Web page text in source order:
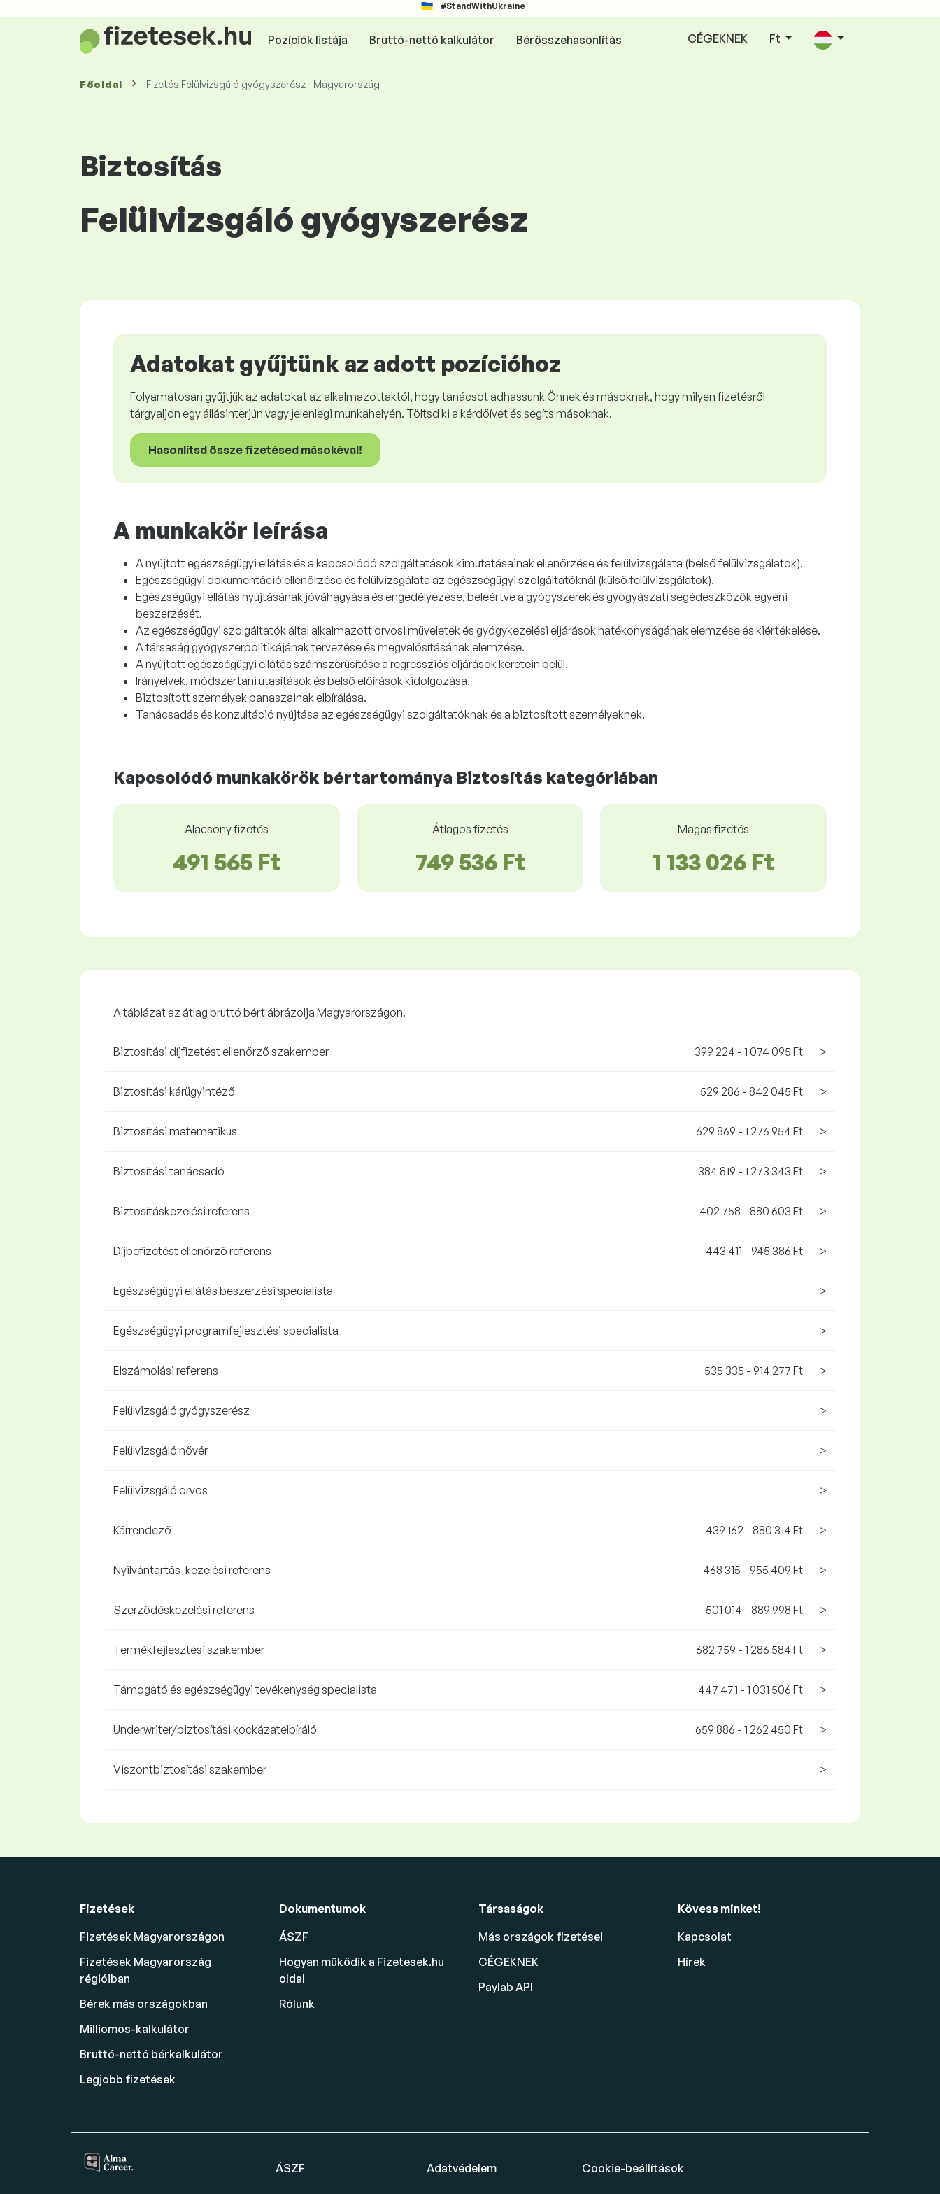
#StandWithUkraine
Pozíciók listája Bruttó-nettó kalkulátor Bérösszehasonlítás CÉGEKNEK Ft
Főoldal Fizetés Felülvizsgáló gyógyszerész - Magyarország
Biztosítás
Felülvizsgáló gyógyszerész
Adatokat gyűjtünk az adott pozícióhoz
Folyamatosan gyűjtjük az adatokat az alkalmazottaktól, hogy tanácsot adhassunk Önnek és másoknak, hogy milyen fizetésről
tárgyaljon egy állásinterjún vagy jelenlegi munkahelyén. Töltsd ki a kérdőívet és segíts másoknak.
Hasonlítsd össze fizetésed másokéval!
A munkakör leírása
A nyújtott egészségügyi ellátás és a kapcsolódó szolgáltatások kimutatásainak ellenőrzése és felülvizsgálata (belső felülvizsgálatok).
Egészségügyi dokumentáció ellenőrzése és felülvizsgálata az egészségügyi szolgáltatóknál (külső felülvizsgálatok).
Egészségügyi ellátás nyújtásának jóváhagyása és engedélyezése, beleértve a gyógyszerek és gyógyászati segédeszközök egyéni
beszerzését.
Az egészségügyi szolgáltatók által alkalmazott orvosi műveletek és gyógykezelési eljárások hatékonyságának elemzése és kiértékelése.
A társaság gyógyszerpolitikájának tervezése és megvalósításának elemzése.
A nyújtott egészségügyi ellátás számszerűsítése a regressziós eljárások keretein belül.
Irányelvek, módszertani utasítások és belső előírások kidolgozása.
Biztosított személyek panaszainak elbírálása.
Tanácsadás és konzultáció nyújtása az egészségügyi szolgáltatóknak és a biztosított személyeknek.
Kapcsolódó munkakörök bértartománya Biztosítás kategóriában
Alacsony fizetés
491 565 Ft
Átlagos fizetés
749 536 Ft
Magas fizetés
1 133 026 Ft
A táblázat az átlag bruttó bért ábrázolja Magyarországon.
Biztosítási díjfizetést ellenőrző szakember 399 224 - 1 074 095 Ft >
Biztosítási kárügyintéző 529 286 - 842 045 Ft >
Biztosítási matematikus 629 869 - 1 276 954 Ft >
Biztosítási tanácsadó 384 819 - 1 273 343 Ft >
Biztosításkezelési referens 402 758 - 880 603 Ft >
Díjbefizetést ellenőrző referens 443 411 - 945 386 Ft >
Egészségügyi ellátás beszerzési specialista >
Egészségügyi programfejlesztési specialista >
Elszámolási referens 535 335 - 914 277 Ft >
Felülvizsgáló gyógyszerész >
Felülvizsgáló nővér >
Felülvizsgáló orvos >
Kárrendező 439 162 - 880 314 Ft >
Nyilvántartás-kezelési referens 468 315 - 955 409 Ft >
Szerződéskezelési referens 501 014 - 889 998 Ft >
Termékfejlesztési szakember 682 759 - 1 286 584 Ft >
Támogató és egészségügyi tevékenység specialista 447 471 - 1 031 506 Ft >
Underwriter/biztosítási kockázatelbíráló 659 886 - 1 262 450 Ft >
Viszontbiztosítási szakember >
Fizetések
Fizetések Magyarországon
Fizetések Magyarország
régióiban
Bérek más országokban
Milliomos-kalkulátor
Bruttó-nettó bérkalkulátor
Legjobb fizetések
Dokumentumok
ÁSZF
Hogyan működik a Fizetesek.hu
oldal
Rólunk
Társaságok
Más országok fizetései
CÉGEKNEK
Paylab API
Kövess minket!
Kapcsolat
Hírek
ÁSZF Adatvédelem Cookie-beállítások